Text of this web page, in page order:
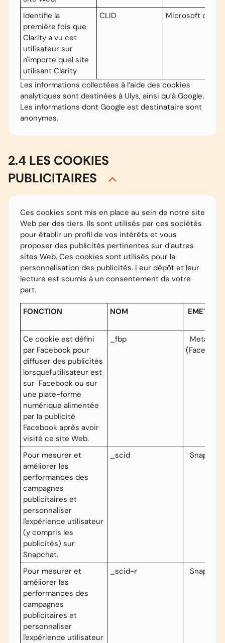
Identifie la
première fois que
Clarity a vu cet
utilisateur sur
n'importe quel site
utilisant Clarity
CLID Microsoft clarity
Les informations collectées à l’aide des cookies
analytiques sont destinées à Ulys, ainsi qu’à Google.
Les informations dont Google est destinataire sont
anonymes.
2.4 LES COOKIES
PUBLICITAIRES
Ces cookies sont mis en place au sein de notre site
Web par des tiers. Ils sont utilisés par ces sociétés
pour établir un profil de vos intérêts et vous
proposer des publicités pertinentes sur d’autres
sites Web. Ces cookies sont utilisés pour la
personnalisation des publicités. Leur dépôt et leur
lecture est soumis à un consentement de votre
part.
FONCTION NOM
Ce cookie est défini
par Facebook pour
diffuser des publicités
lorsquel'utilisateur est
sur Facebook ou sur
une plate-forme
numérique alimentée
par la publicité
Facebook après avoir
visité ce site Web.
_fbp
Meta
Pour mesurer et
améliorer les
performances des
campagnes
publicitaires et
personnaliser
l'expérience utilisateur
(y compris les
publicités) sur
Snapchat.
_scid Snapchat
Pour mesurer et
améliorer les
performances des
campagnes
publicitaires et
personnaliser
l'expérience utilisateur
_scid-r Snapchat